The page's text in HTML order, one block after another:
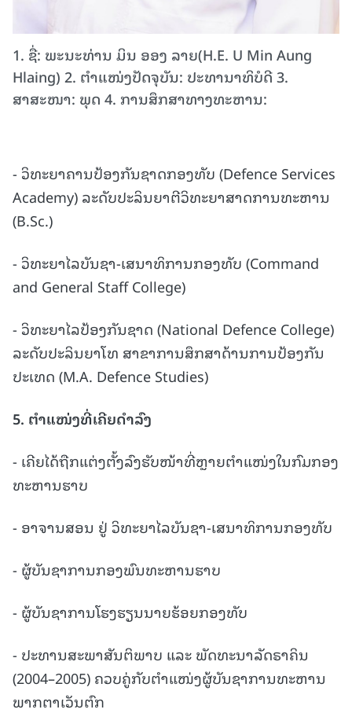
1. ຊື່: ພະນະທ່ານ ມິນ ອອງ ລາຍ(H.E. U Min Aung
Hlaing) 2. ຕຳແໜ່ງປັດຈຸບັນ: ປະທານາທິບໍດີ 3.
ສາສະໜາ: ພຸດ 4. ການສຶກສາທາງທະຫານ:
- ວິທະຍາຄານປ້ອງກັນຊາດກອງທັບ (Defence Services
Academy) ລະດັບປະລິນຍາຕີວິທະຍາສາດການທະຫານ
(B.Sc.)
- ວິທະຍາໄລບັນຊາ-ເສນາທິການກອງທັບ (Command
and General Staff College)
- ວິທະຍາໄລປ້ອງກັນຊາດ (National Defence College)
ລະດັບປະລິນຍາໂທ ສາຂາການສຶກສາດ້ານການປ້ອງກັນ
ປະເທດ (M.A. Defence Studies)
5. ຕຳແໜ່ງທີ່ເຄີຍດຳລົງ
- ເຄີຍໄດ້ຖືກແຕ່ງຕັ້ງລົງຮັບໜ້າທີ່ຫຼາຍຕຳແໜ່ງໃນກົມກອງ
ທະຫານຮາບ
- ອາຈານສອນ ຢູ່ ວິທະຍາໄລບັນຊາ-ເສນາທິການກອງທັບ
- ຜູ້ບັນຊາການກອງພົນທະຫານຮາບ
- ຜູ້ບັນຊາການໂຮງຮຽນນາຍຮ້ອຍກອງທັບ
- ປະທານສະພາສັນຕິພາບ ແລະ ພັດທະນາລັດຣາຄິນ
(2004–2005) ຄວບຄູ່ກັບຕຳແໜ່ງຜູ້ບັນຊາການທະຫານ
ພາກຕາເວັນຕົກ